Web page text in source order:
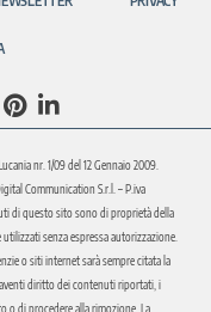
nr. 1/09 del 12 Gennaio 2009.
Communication S.r.l. – P.iva
di questo sito sono di proprietà della
senza espressa autorizzazione.
o siti internet sarà sempre citata la
diritto dei contenuti riportati, i
o di procedere alla rimozione. La